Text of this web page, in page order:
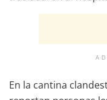
En la cantina